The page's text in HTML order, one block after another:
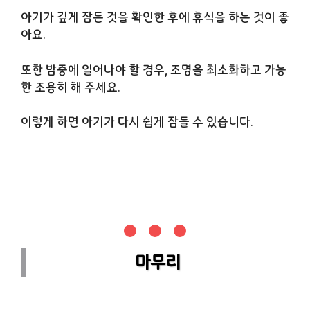
아기가 깊게 잠든 것을 확인한 후에 휴식을 하는 것이 좋
아요.
또한 밤중에 일어나야 할 경우, 조명을 최소화하고 가능
한 조용히 해 주세요.
이렇게 하면 아기가 다시 쉽게 잠들 수 있습니다.
마무리